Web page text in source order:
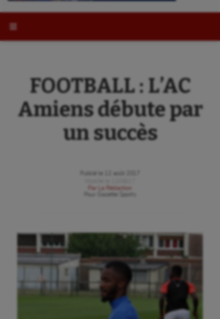
FOOTBALL : L’AC
Amiens débute par
un succès
Publié le
12 août 2017
Par
La Rédaction
Gazette Sports